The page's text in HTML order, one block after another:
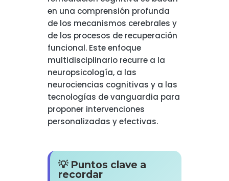
en una comprensión profunda
de los mecanismos cerebrales y
de los procesos de recuperación
funcional. Este enfoque
multidisciplinario recurre a la
neuropsicología, a las
neurociencias cognitivas y a las
tecnologías de vanguardia para
proponer intervenciones
personalizadas y efectivas.
💡 Puntos clave a
recordar